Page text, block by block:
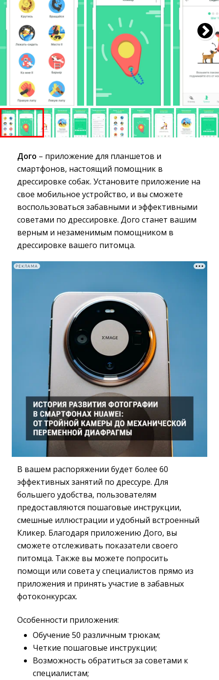
Дого – приложение для планшетов и
смартфонов, настоящий помощник в
дрессировке собак. Установите приложение на
свое мобильное устройство, и вы сможете
воспользоваться забавными и эффективными
советами по дрессировке. Дого станет вашим
верным и незаменимым помощником в
дрессировке вашего питомца.
РЕКЛАМА
В вашем распоряжении будет более 60
эффективных занятий по дрессуре. Для
большего удобства, пользователям
предоставляются пошаговые инструкции,
смешные иллюстрации и удобный встроенный
Кликер. Благодаря приложению Дого, вы
сможете отслеживать показатели своего
питомца. Также вы можете попросить
помощи или совета у специалистов прямо из
приложения и принять участие в забавных
фотоконкурсах.
Особенности приложения:
Обучение 50 различным трюкам;
Четкие пошаговые инструкции;
Возможность обратиться за советами к
специалистам;